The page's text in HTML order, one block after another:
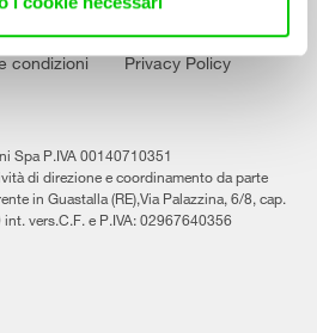
condizioni
Privacy Policy
Spa P.IVA 00140710351
di direzione e coordinamento da parte
in Guastalla (RE),Via Palazzina, 6/8, cap.
vers.C.F. e P.IVA: 02967640356